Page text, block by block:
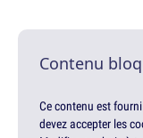
Contenu
Ce contenu est
devez accepter les